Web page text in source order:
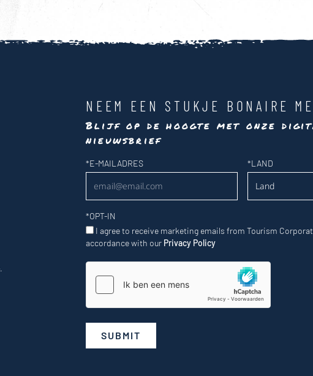
.
NEEM EEN STUKJE BONAIRE
Blijf op de hoogte met onze
nieuwsbrief
Nieuwsbrief
*E-MAILADRES *LAND
*OPT-IN
I agree to receive marketing emails from Tourism
accordance with our Privacy Policy
SUBMIT